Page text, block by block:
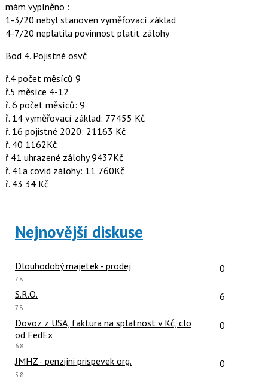
mám vyplněno :
1-3/20 nebyl stanoven vyměřovací základ
4-7/20 neplatila povinnost platit zálohy
Bod 4. Pojistné osvč
ř.4 počet měsíců 9
ř.5 měsíce 4-12
ř. 6 počet měsíců: 9
ř. 14 vyměřovací základ: 77455 Kč
ř. 16 pojistné 2020: 21163 Kč
ř. 40 1162Kč
ř 41 uhrazené zálohy 9437Kč
ř. 41a covid zálohy: 11 760Kč
ř. 43 34 Kč
Nejnovější diskuse
Dlouhodobý majetek - prodej Počet
0
Poslední
7.8.
S.R.O. Počet
6
Poslední
7.8.
Dovoz z USA, faktura na splatnost v Kč, clo
od FedEx
Počet
0
Poslední
6.8.
JMHZ - penzijni prispevek org. Počet
0
Poslední
5.8.